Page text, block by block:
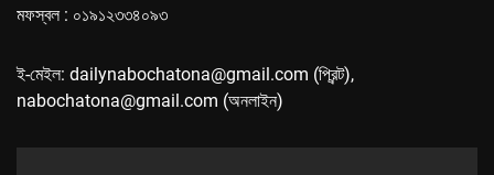
মফস্বল : ০১৯১২৩৩৪০৯৩
ই-মেইল: dailynabochatona@gmail.com (প্রিন্ট),
nabochatona@gmail.com (অনলাইন)